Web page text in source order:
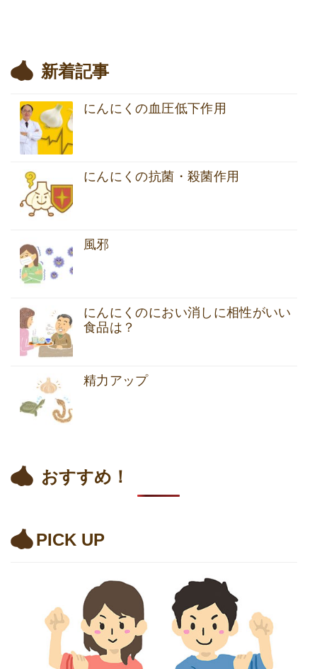
新着記事
にんにくの血圧低下作用
にんにくの抗菌・殺菌作用
風邪
にんにくのにおい消しに相性がいい
食品は？
精力アップ
おすすめ！
PICK UP